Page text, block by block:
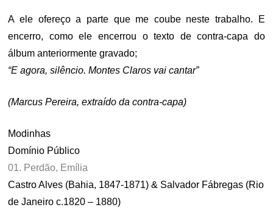
A ele ofereço a parte que me coube neste trabalho. E
encerro, como ele encerrou o texto de contra-capa do
álbum anteriormente gravado;
“E agora, silêncio. Montes Claros vai cantar”
(Marcus Pereira, extraído da contra-capa)
Modinhas
Domínio Público
01. Perdão, Emília
Castro Alves (Bahia, 1847-1871) & Salvador Fábregas (Rio
de Janeiro c.1820 – 1880)